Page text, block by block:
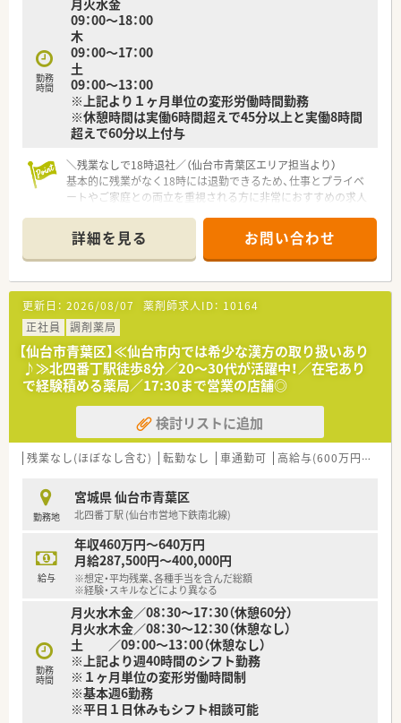
勤務
時間
月火水金
09：00～18：00
木
09：00～17：00
土
09：00～13：00
※上記より１ヶ月単位の変形労働時間勤務
※休憩時間は実働6時間超えで45分以上と実働8時間
超えで60分以上付与
＼残業なしで18時退社／（仙台市青葉区エリア担当より）
基本的に残業がなく18時には退勤できるため、仕事とプライベ
ートやご家庭との両立を重視される方に非常におすすめの求人
＊------------------------------------------＊
【店舗情報と応需状況について】
■JR仙山線の東北福祉大前駅から徒歩で6分の場所に位置して
おり、通勤アクセスが良好で通いやすい店舗です。
■1日約60から70枚の処方箋を応需しており、外科や整形外科、
内科など幅広い科目を扱っている薬局です。
■常勤薬剤師3名とパート薬剤師1名、事務2名が在籍し、常時2名
体制でゆとりを持った対応を行っています。
【法人特徴について】
■マンツーマン展開をメインとする個人薬局であり、地域に根ざ
した親しみやすい店舗づくりを目指しています。
■社長自ら薬剤師として現場に立ち、スタッフと同じ目線で業務
を行う非常に風通しの良い職場環境が特徴です。
様に対応することを心がけている安定した企業です。
【想定されるキャリアイメージ】
■社長と同じ目線で業務を行うことで、個人薬局の経営ノウハウ
や現場での実践的なマネジメントを学習できます。
■会社負担でさまざまな研修や勉強会に参加できるため、最新の
医療知識を身につけた専門家へ成長が可能です。
から信頼されるかかりつけ薬剤師として活躍できます。
【こんな方にオススメ】
■残業がほとんどなく18時までに退社できる環境で働きたいと
考えており、家庭との両立を重視される方にオススメです。
■外科や整形外科など幅広い科目の処方箋に触れながら、着実に
薬剤師としての専門知識とスキルを磨きたい方に最適です。
詳細を見る お問い合わせ
更新日： 2026/08/07 薬剤師求人ID： 10164
正社員
調剤薬局
【仙台市青葉区】≪仙台市内では希少な漢方の取り扱いあり
♪≫北四番丁駅徒歩8分／20～30代が活躍中！／在宅あり
で経験積める薬局／17:30まで営業の店舗◎
検討リストに追加
残業なし(ほぼなし含む) 転勤なし 車通勤可 高給与(600万円以上)
勤務地
宮城県 仙台市青葉区
北四番丁駅 (仙台市営地下鉄南北線)
給与
年収460万円～640万円
月給287,500円～400,000円
※想定・平均残業、各種手当を含んだ総額
※経験・スキルなどにより異なる
勤務
時間
月火水木金／08：30～17：30（休憩60分）
月火水木金／08：30～12：30（休憩なし）
土 ／09：00～13：00（休憩なし）
※上記より週40時間のシフト勤務
※１ヶ月単位の変形労働時間制
※基本週6勤務
※平日１日休みもシフト相談可能